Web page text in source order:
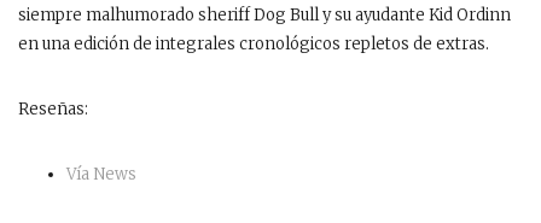
siempre malhumorado sheriff Dog Bull y su ayudante Kid Ordinn
en una edición de integrales cronológicos repletos de extras.
Reseñas:
Vía News